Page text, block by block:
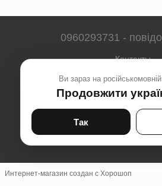
0960293731 -
Контакты
Полная версия
Карта сайта
Интернет-магазин создан с Хорошоп
Ви зараз на
Продовжити
Так